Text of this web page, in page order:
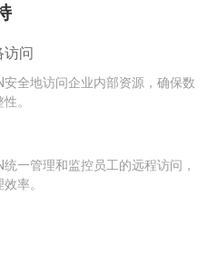
问
安全地访问企业内部资源，确保数
。
一管理和监控员工的远程访问，
率。